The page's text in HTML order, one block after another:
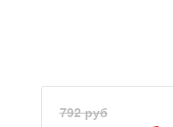
792 руб